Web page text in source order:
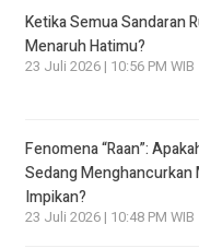
Ketika Semua Sandaran
Menaruh Hatimu?
23 Juli 2026 | 10:56 PM WIB
Fenomena “Raan”:
Sedang Menghancurkan
Impikan?
23 Juli 2026 | 10:48 PM WIB